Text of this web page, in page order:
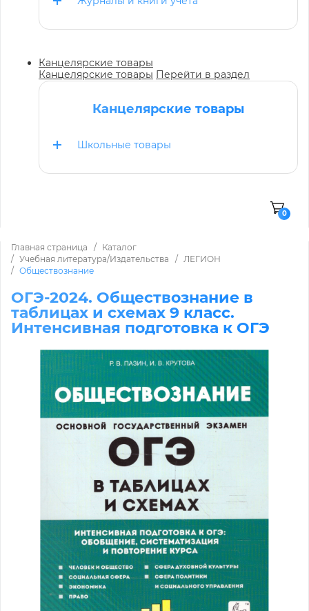
Канцелярские товары
Канцелярские товары Перейти в раздел
Канцелярские товары
Школьные товары
0
Главная страница
Каталог
Учебная литература/Издательства
ЛЕГИОН
Обществознание
ОГЭ-2024. Обществознание в
таблицах и схемах 9 класс.
Интенсивная подготовка к ОГЭ